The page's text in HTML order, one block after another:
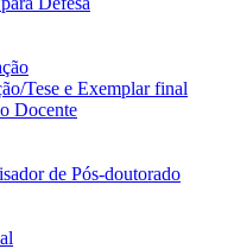
Tese e Exemplar final
Docente
de Pós-doutorado